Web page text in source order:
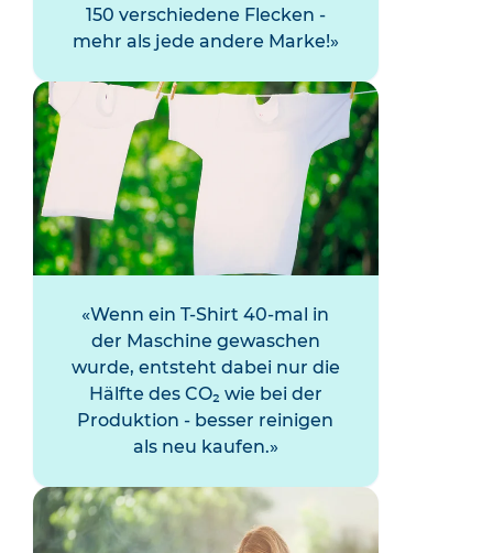
150 verschiedene Flecken -
mehr als jede andere Marke!
Wenn ein T-Shirt 40-mal in
der Maschine gewaschen
wurde, entsteht dabei nur die
Hälfte des CO₂ wie bei der
Produktion - besser reinigen
als neu kaufen.